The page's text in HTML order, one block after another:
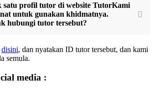
satu profil tutor di website TutorKami
untuk gunakan khidmatnya.
hubungi tutor tersebut?
disini, dan nyatakan ID tutor tersebut, dan kami
semula.
media :